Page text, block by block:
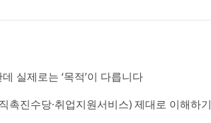
실제로는 ‘목적’이 다릅니다
촉진수당·취업지원서비스) 제대로 이해하기